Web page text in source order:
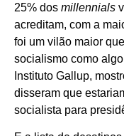
25% dos millennials
acreditam, com a
foi um vilão maior
socialismo como
Instituto Gallup,
disseram que
socialista para